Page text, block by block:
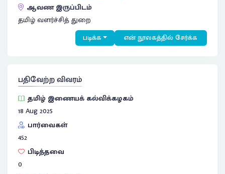
ஆவண இருப்பிடம்
தமிழ் வளர்ச்சித் துறை
படிக்க என் நூலகத்தில் சேர்க்க
பதிவேற்ற விவரம்
தமிழ் இணையக் கல்விக்கழகம்
18 Aug 2025
பார்வைகள்
452
பிடித்தவை
0